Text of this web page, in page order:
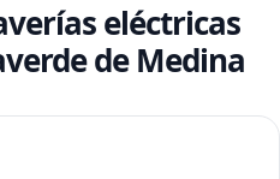
eléctricas
de Medina